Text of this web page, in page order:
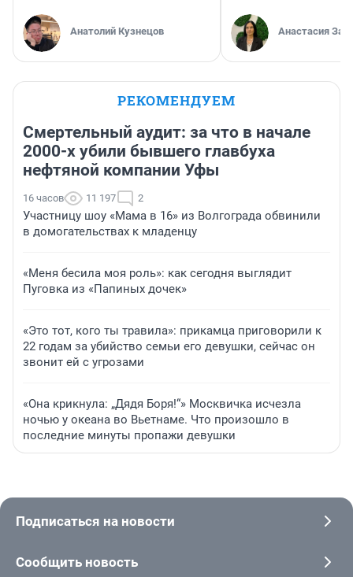
Анатолий Кузнецов Анастасия
РЕКОМЕНДУЕМ
Смертельный аудит: за что в начале
2000-х убили бывшего главбуха
нефтяной компании Уфы
16 часов 11 197 2
Участницу шоу «Мама в 16» из Волгограда обвинили
в домогательствах к младенцу
«Меня бесила моя роль»: как сегодня выглядит
Пуговка из «Папиных дочек»
«Это тот, кого ты травила»: прикамца приговорили к
22 годам за убийство семьи его девушки, сейчас он
звонит ей с угрозами
«Она крикнула: „Дядя Боря!“» Москвичка исчезла
ночью у океана во Вьетнаме. Что произошло в
последние минуты пропажи девушки
Подписаться на новости
Сообщить новость